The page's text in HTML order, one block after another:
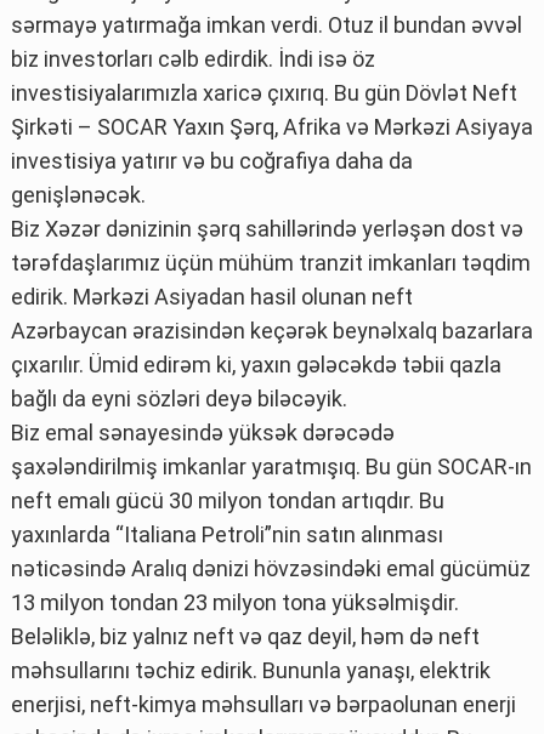
sərmayə yatırmağa imkan verdi. Otuz il bundan əvvəl
biz investorları cəlb edirdik. İndi isə öz
investisiyalarımızla xaricə çıxırıq. Bu gün Dövlət Neft
Şirkəti – SOCAR Yaxın Şərq, Afrika və Mərkəzi Asiyaya
investisiya yatırır və bu coğrafiya daha da
genişlənəcək.
Biz Xəzər dənizinin şərq sahillərində yerləşən dost və
tərəfdaşlarımız üçün mühüm tranzit imkanları təqdim
edirik. Mərkəzi Asiyadan hasil olunan neft
Azərbaycan ərazisindən keçərək beynəlxalq bazarlara
çıxarılır. Ümid edirəm ki, yaxın gələcəkdə təbii qazla
bağlı da eyni sözləri deyə biləcəyik.
Biz emal sənayesində yüksək dərəcədə
şaxələndirilmiş imkanlar yaratmışıq. Bu gün SOCAR-ın
neft emalı gücü 30 milyon tondan artıqdır. Bu
yaxınlarda “Italiana Petroli”nin satın alınması
nəticəsində Aralıq dənizi hövzəsindəki emal gücümüz
13 milyon tondan 23 milyon tona yüksəlmişdir.
Beləliklə, biz yalnız neft və qaz deyil, həm də neft
məhsullarını təchiz edirik. Bununla yanaşı, elektrik
enerjisi, neft-kimya məhsulları və bərpaolunan enerji